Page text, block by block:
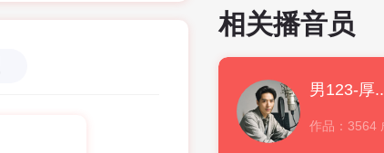
相关播音员
男123-
作品：3564